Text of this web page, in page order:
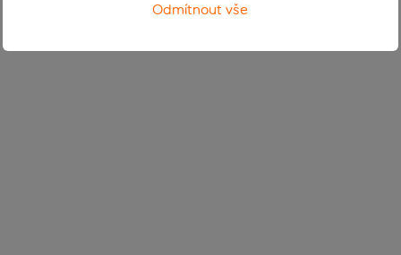
Odmítnout vše